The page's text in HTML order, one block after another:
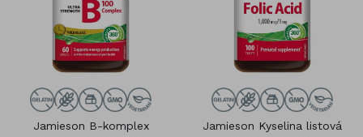
Jamieson B-komplex
Jamieson Kyselina listová